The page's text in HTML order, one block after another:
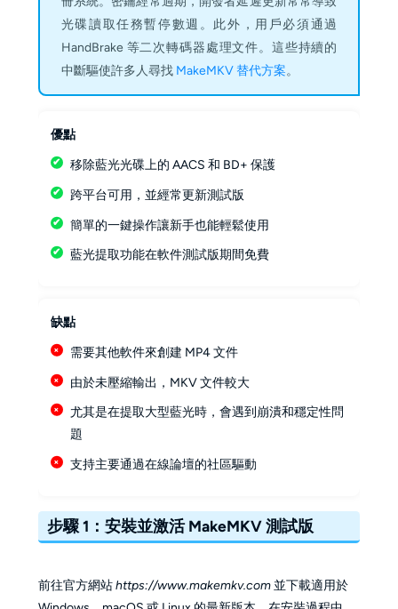
光碟讀取任務暫停數週。此外，用戶必須通過
HandBrake 等二次轉碼器處理文件。這些持續的
中斷驅使許多人尋找 MakeMKV 替代方案。
優點
移除藍光光碟上的 AACS 和 BD+ 保護
跨平台可用，並經常更新測試版
簡單的一鍵操作讓新手也能輕鬆使用
藍光提取功能在軟件測試版期間免費
缺點
需要其他軟件來創建 MP4 文件
由於未壓縮輸出，MKV 文件較大
尤其是在提取大型藍光時，會遇到崩潰和穩定性問
題
支持主要通過在線論壇的社區驅動
步驟 1：安裝並激活 MakeMKV 測試版
前往官方網站https://www.makemkv.com並下載適用於